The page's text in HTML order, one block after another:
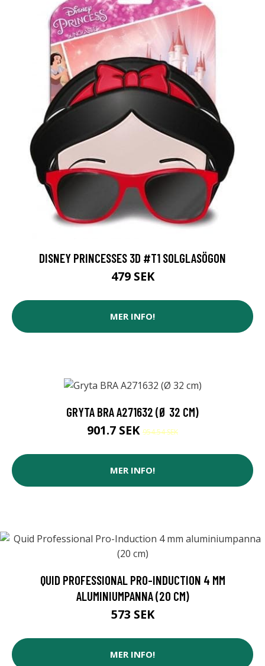
DISNEY PRINCESSES 3D #T1 SOLGLASÖGON
479 SEK
MER INFO!
GRYTA BRA A271632 (Ø 32 CM)
901.7 SEK 954.54 SEK
MER INFO!
QUID PROFESSIONAL PRO-INDUCTION 4 MM
ALUMINIUMPANNA (20 CM)
573 SEK
MER INFO!